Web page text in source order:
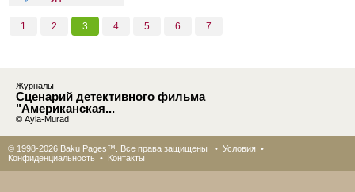
1 2 3 4 5 6 7
Журналы
Сценарий детективного фильма
"Американская...
© Ayla-Murad
© 1998-2026 Baku Pages™. Все права защищены • Условия •
Конфиденциальность • Контакты